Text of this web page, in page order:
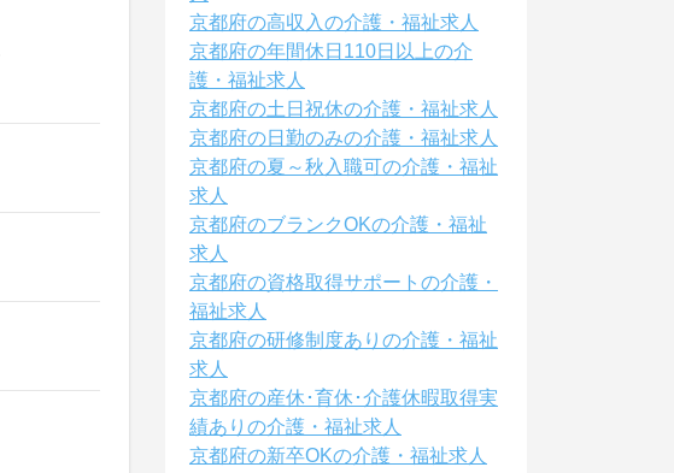
京都府の高収入の介護・福祉求人
京都府の年間休日110日以上の介
護・福祉求人
京都府の土日祝休の介護・福祉求人
京都府の日勤のみの介護・福祉求人
京都府の夏～秋入職可の介護・福祉
求人
京都府のブランクOKの介護・福祉
求人
京都府の資格取得サポートの介護・
福祉求人
京都府の研修制度ありの介護・福祉
求人
京都府の産休･育休･介護休暇取得実
績ありの介護・福祉求人
京都府の新卒OKの介護・福祉求人